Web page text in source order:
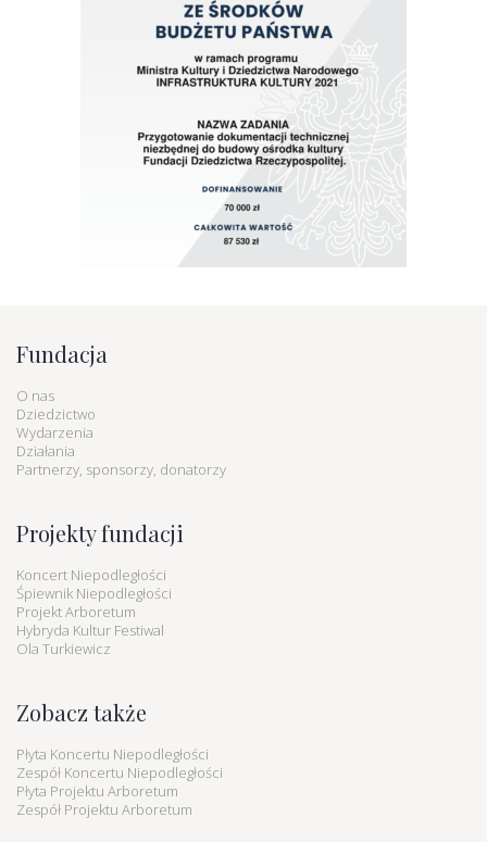
Fundacja
O nas
Dziedzictwo
Wydarzenia
Działania
Partnerzy, sponsorzy, donatorzy
Projekty fundacji
Koncert Niepodległości
Śpiewnik Niepodległości
Projekt Arboretum
Hybryda Kultur Festiwal
Ola Turkiewicz
Zobacz także
Płyta Koncertu Niepodległości
Zespół Koncertu Niepodległości
Płyta Projektu Arboretum
Zespół Projektu Arboretum